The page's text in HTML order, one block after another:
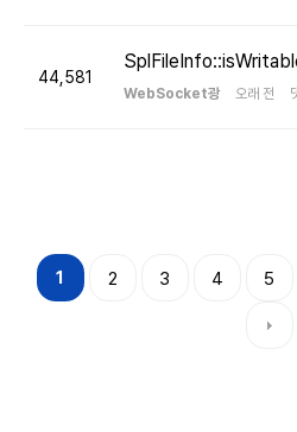
44,581
WebSocket광 오래 전
1 2 3 4 5